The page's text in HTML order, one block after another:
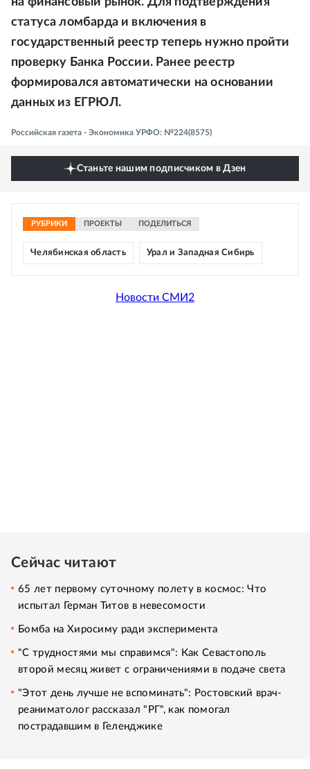
статуса ломбарда и включения в
государственный реестр теперь нужно пройти
проверку Банка России. Ранее реестр
формировался автоматически на основании
данных из ЕГРЮЛ.
Российская газета - Экономика УРФО: №224(8575)
Станьте нашим подписчиком в Дзен
РУБРИКИ ПРОЕКТЫ ПОДЕЛИТЬСЯ
Челябинская область Урал и Западная Сибирь
Новости СМИ2
Сейчас читают
65 лет первому суточному полету в космос: Что
испытал Герман Титов в невесомости
Бомба на Хиросиму ради эксперимента
"С трудностями мы справимся": Как Севастополь
второй месяц живет с ограничениями в подаче света
"Этот день лучше не вспоминать": Ростовский врач-
реаниматолог рассказал "РГ", как помогал
пострадавшим в Геленджике